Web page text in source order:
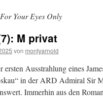
For Your Eyes Only
M privat
von montyarnold
ersten Ausstrahlung eines
in der ARD Admiral Sir
Immerhin aus den